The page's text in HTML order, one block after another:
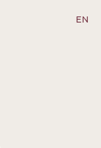
EN